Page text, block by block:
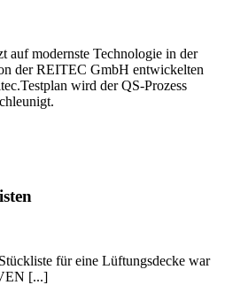
auf modernste Technologie in der
der REITEC GmbH entwickelten
wird der QS-Prozess
für eine Lüftungsdecke war
[...]